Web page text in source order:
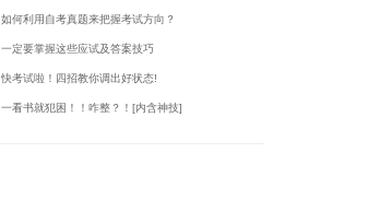
如何利用自考真题来把握考试方向？
一定要掌握这些应试及答案技巧
快考试啦！四招教你调出好状态!
一看书就犯困！！咋整？！[内含神技]